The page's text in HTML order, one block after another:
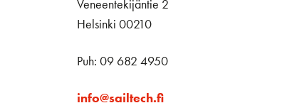
Veneentekijäntie 2
Helsinki 00210
Puh: 09 682 4950
info@sailtech.fi